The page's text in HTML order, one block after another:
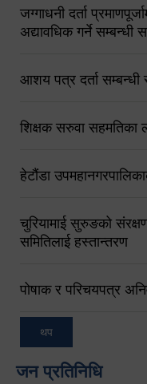
जग्गाधनी दर्ता
अद्यावधिक गर्ने सम्बन्धी
आशय पत्र दर्ता सम्बन्धी
शिक्षक सरुवा सहमतिका
हेटौंडा
चुरियामाई सुरुङको
समितिलाई हस्तान्तरण
पोषाक र परिचयपत्र
थप
जन प्रतिनिधि